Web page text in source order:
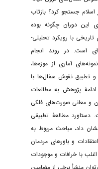
جستجو کرد؟ بازتاب
دوران چگونه بوده
با رویکرد تحلیلی-
است. در روند انجام
آماری از موزه‌ها،
تطبیق نقوش سفال‌ها با
پژوهش به مطالعات
و معانی صورت‌های فلکی
مطالعۀ تطبیقی
داد، مباحث مربوط به
و باورهای مردمان
با خرافات و موجودات